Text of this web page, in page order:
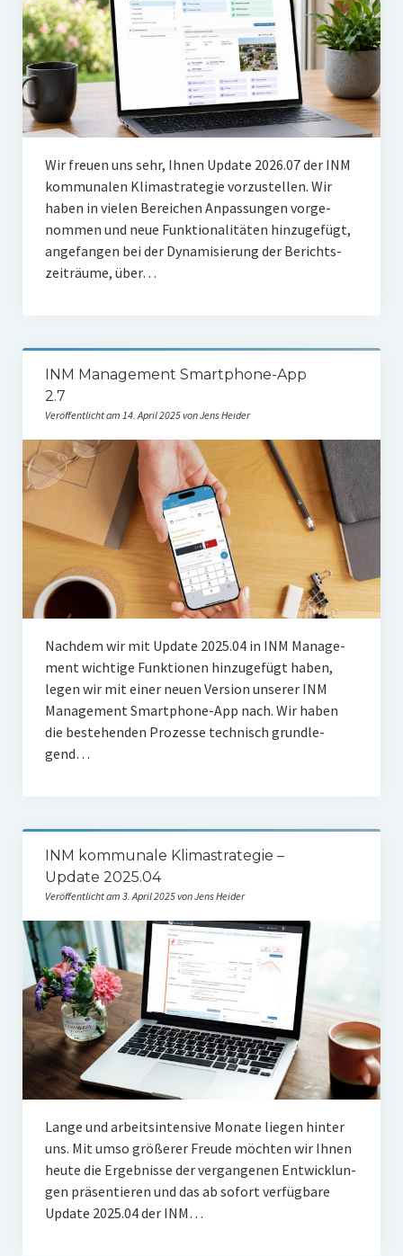
Wir freu­en uns sehr, Ihnen Update 2026.07 der INM
kom­mu­na­len Kli­ma­stra­te­gie vor­zu­stel­len. Wir
haben in vie­len Berei­chen Anpas­sun­gen vor­ge­
nom­men und neue Funk­tio­na­li­tä­ten hin­zu­ge­fügt,
ange­fan­gen bei der Dyna­mi­sie­rung der Berichts­
zeit­räu­me, über…
INM Management Smartphone-App
2.7
Veröffentlicht am 14. April 2025 von Jens Heider
Nach­dem wir mit Update 2025.04 in INM Manage­
ment wich­ti­ge Funk­tio­nen hin­zu­ge­fügt haben,
legen wir mit einer neu­en Ver­si­on unse­rer INM
Manage­ment Smart­phone-App nach. Wir haben
die bestehen­den Pro­zes­se tech­nisch grund­le­
gend…
INM kommunale Klimastrategie –
Update 2025.04
Veröffentlicht am 3. April 2025 von Jens Heider
Lan­ge und arbeits­in­ten­si­ve Mona­te lie­gen hin­ter
uns. Mit umso grö­ße­rer Freu­de möch­ten wir Ihnen
heu­te die Ergeb­nis­se der ver­gan­ge­nen Ent­wick­lun­
gen prä­sen­tie­ren und das ab sofort ver­füg­ba­re
Update 2025.04 der INM…